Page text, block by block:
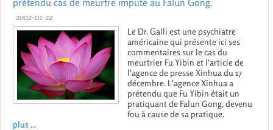
2002-01-22
Le Dr. Galli est une psychiatre
américaine qui présente ici ses
commentaires sur le cas du
meurtrier Fu Yibin et l'article de
l'agence de presse Xinhua du 17
décembre. L'agence Xinhua a
prétendu que Fu Yibin était un
pratiquant de Falun Gong, devenu
fou à cause de sa pratique.
plus ...